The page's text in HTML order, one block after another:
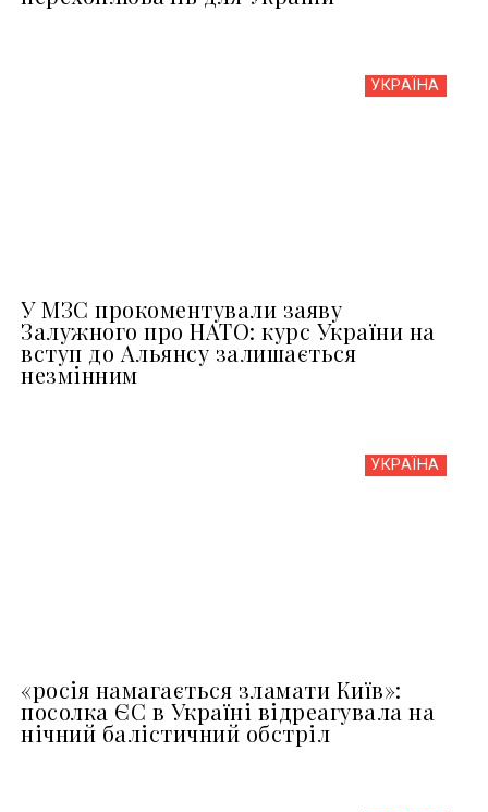
УКРАЇНА
У МЗС прокоментували заяву
Залужного про НАТО: курс України на
вступ до Альянсу залишається
незмінним
УКРАЇНА
«росія намагається зламати Київ»:
посолка ЄС в Україні відреагувала на
нічний балістичний обстріл